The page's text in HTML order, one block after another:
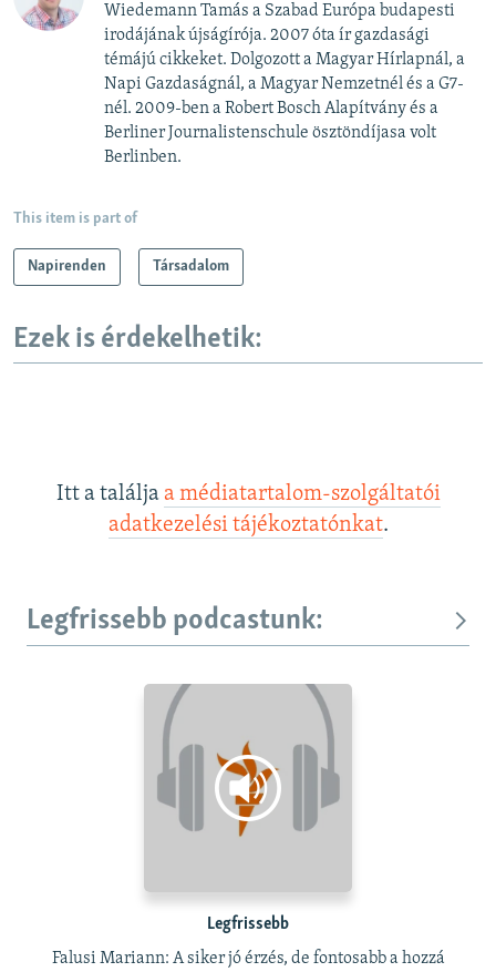
Wiedemann Tamás a Szabad Európa budapesti
irodájának újságírója. 2007 óta ír gazdasági
témájú cikkeket. Dolgozott a Magyar Hírlapnál, a
Napi Gazdaságnál, a Magyar Nemzetnél és a G7-
nél. 2009-ben a Robert Bosch Alapítvány és a
Berliner Journalistenschule ösztöndíjasa volt
Berlinben.
This item is part of
Napirenden Társadalom
Ezek is érdekelhetik:
Itt a találja a médiatartalom-szolgáltatói
adatkezelési tájékoztatónkat.
Legfrissebb podcastunk:
Legfrissebb
Falusi Mariann: A siker jó érzés, de fontosabb a hozzá